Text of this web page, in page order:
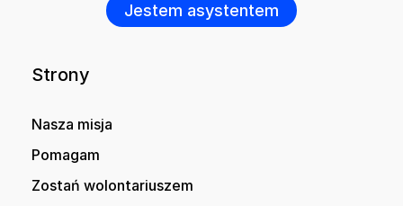
Jestem asystentem
Strony
Nasza misja
Pomagam
Zostań wolontariuszem